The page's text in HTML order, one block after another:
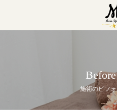
施術のビフ